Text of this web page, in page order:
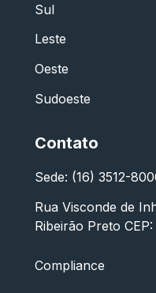
Sul
Leste
Oeste
Sudoeste
Contato
Sede: (16) 3512-
Rua Visconde de
Ribeirão Preto
Compliance